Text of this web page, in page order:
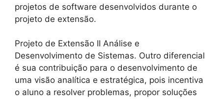
projetos de software desenvolvidos durante o
projeto de extensão.
Projeto de Extensão II Análise e
Desenvolvimento de Sistemas. Outro diferencial
é sua contribuição para o desenvolvimento de
uma visão analítica e estratégica, pois incentiva
o aluno a resolver problemas, propor soluções